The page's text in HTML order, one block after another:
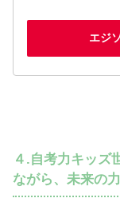
エジ
４.自考力キッズ
ながら、未来の